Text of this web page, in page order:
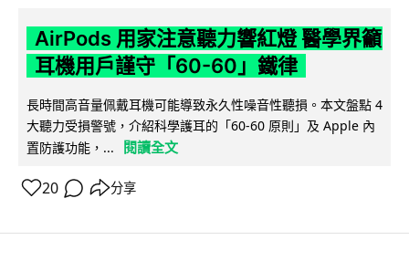
AirPods 用家注意聽力響紅燈 醫學界籲
耳機用戶謹守「60-60」鐵律
長時間高音量佩戴耳機可能導致永久性噪音性聽損。本文盤點 4
大聽力受損警號，介紹科學護耳的「60-60 原則」及 Apple 內
置防護功能，...
閱讀全文
20 分享